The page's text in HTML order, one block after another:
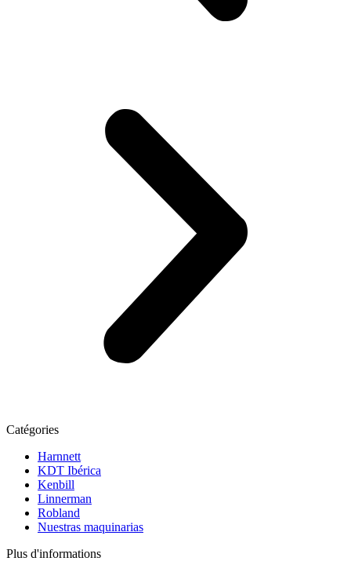
Catégories
Harnnett
KDT Ibérica
Kenbill
Linnerman
Robland
Nuestras maquinarias
Plus d'informations